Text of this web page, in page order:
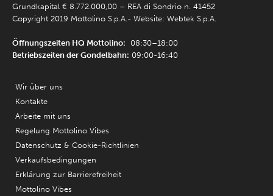
Grundkapital € 8.772.000,00 – REA di Sondrio n. 41452
Copyright 2019 Mottolino S.p.A.- Website: Webtek S.p.A.
Öffnungszeiten HQ Mottolino: 08:30–18:00
Betriebszeiten der Gondelbahn: 09:00-16:40
Wir über uns
Kontakte
Arbeite mit uns
Regelung Mottolino Vibes
Datenschutz & Cookie-Richtlinien
Verkaufsbedingungen
Erklärung zur Barrierefreiheit
Mottolino Vibes